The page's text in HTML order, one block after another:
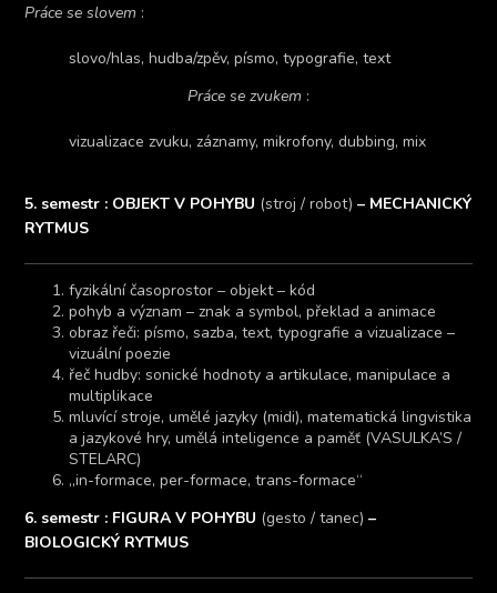
Práce se slovem :
slovo/hlas, hudba/zpěv, písmo, typografie, text
Práce se zvukem :
vizualizace zvuku, záznamy, mikrofony, dubbing, mix
5. semestr : OBJEKT V POHYBU (stroj / robot) – MECHANICKÝ
RYTMUS
fyzikální časoprostor – objekt – kód
pohyb a význam – znak a symbol, překlad a animace
obraz řeči: písmo, sazba, text, typografie a vizualizace –
vizuální poezie
řeč hudby: sonické hodnoty a artikulace, manipulace a
multiplikace
mluvící stroje, umělé jazyky (midi), matematická lingvistika
a jazykové hry, umělá inteligence a paměť (VASULKA’S /
STELARC)
„in-formace, per-formace, trans-formace“
6. semestr : FIGURA V POHYBU (gesto / tanec) –
BIOLOGICKÝ RYTMUS